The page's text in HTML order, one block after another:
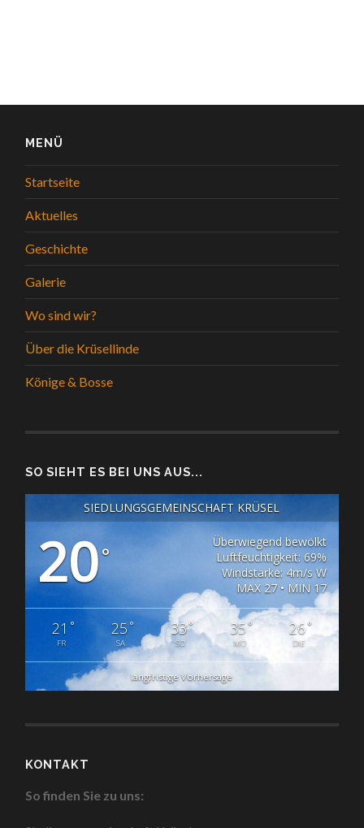
MENÜ
Startseite
Aktuelles
Geschichte
Galerie
Wo sind wir?
Über die Krüsellinde
Könige & Bosse
SO SIEHT ES BEI UNS AUS...
SIEDLUNGSGEMEINSCHAFT KRÜSEL
20°
Überwiegend bewölkt
Luftfeuchtigkeit: 69%
Windstärke: 4m/s W
MAX 27 • MIN 17
21 °
FR
25°
SA
33°
SO
35°
MO
26°
DIE
langfristige Vorhersage
KONTAKT
So finden Sie zu uns: